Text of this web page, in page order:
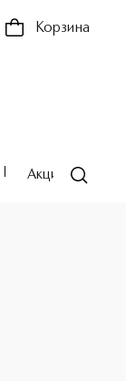
Корзина
Акции